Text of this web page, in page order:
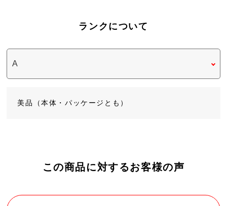
ランクについて
美品（本体・パッケージとも）
この商品に対するお客様の声